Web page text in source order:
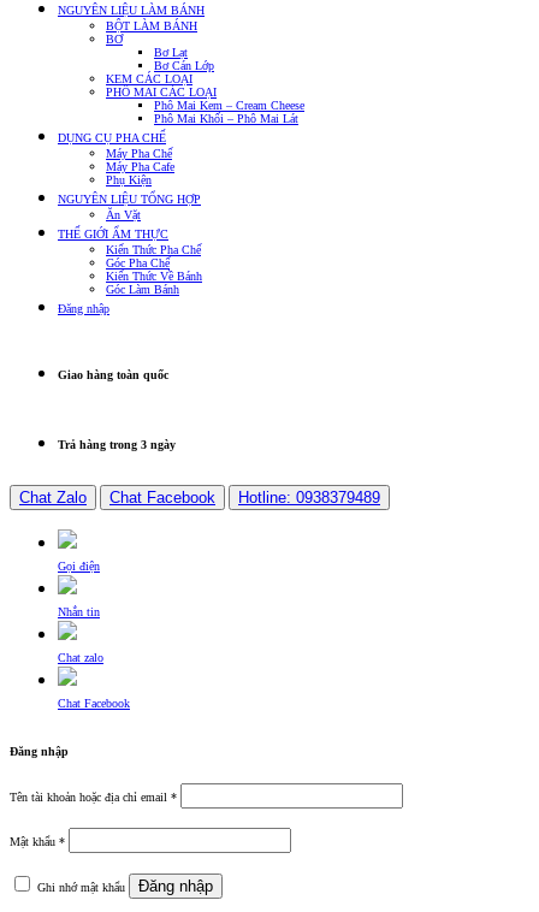
NGUYÊN LIỆU LÀM BÁNH
BỘT LÀM BÁNH
BƠ
Bơ Lạt
Bơ Cán Lớp
KEM CÁC LOẠI
PHÔ MAI CÁC LOẠI
Phô Mai Kem – Cream Cheese
Phô Mai Khối – Phô Mai Lát
DỤNG CỤ PHA CHẾ
Máy Pha Chế
Máy Pha Cafe
Phụ Kiện
NGUYÊN LIỆU TỔNG HỢP
Ăn Vặt
THẾ GIỚI ẨM THỰC
Kiến Thức Pha Chế
Góc Pha Chế
Kiến Thức Về Bánh
Góc Làm Bánh
Đăng nhập
Giao hàng toàn quốc
Trả hàng trong 3 ngày
Chat Zalo Chat Facebook Hotline: 0938379489
Gọi điện
Nhắn tin
Chat zalo
Chat Facebook
Đăng nhập
Tên tài khoản hoặc địa chỉ email *
Mật khẩu *
Ghi nhớ mật khẩu Đăng nhập